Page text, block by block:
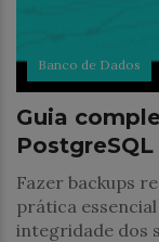
Banco de Dados
Guia
Fazer backups
prática
integridade dos